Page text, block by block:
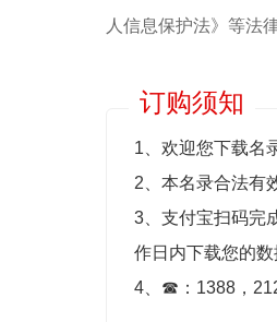
人信息保护法》等‌法
订购须知
1、欢迎您下载名
2、本名录合法有
3、支付宝扫码完
作日内下载您的数
4、 ☎ ：1388，